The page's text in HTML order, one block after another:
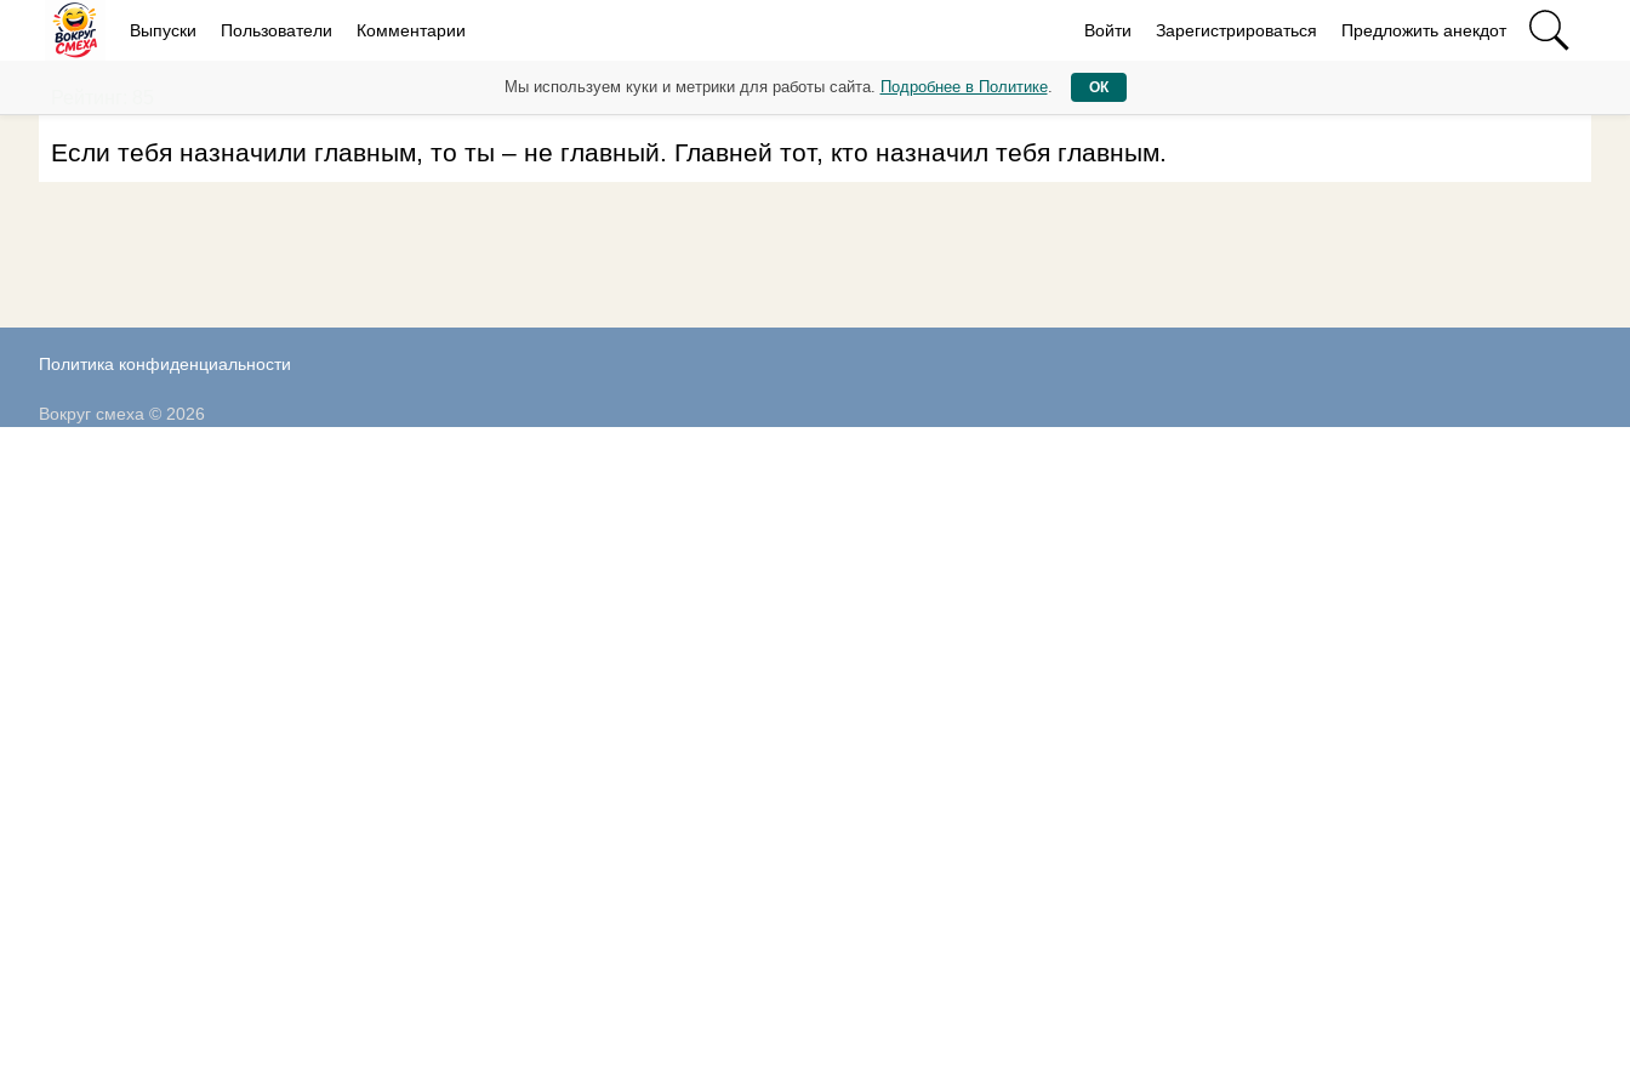
Выпуски Пользователи Комментарии Войти Зарегистрироваться Предложить анекдот
Если тебя назначили главным, то ты – не главный. Главней тот, кто назначил тебя главным.
Политика конфиденциальности
Мы используем куки и метрики для работы сайта. Подробнее в Политике. ОК
Вокруг смеха © 2026